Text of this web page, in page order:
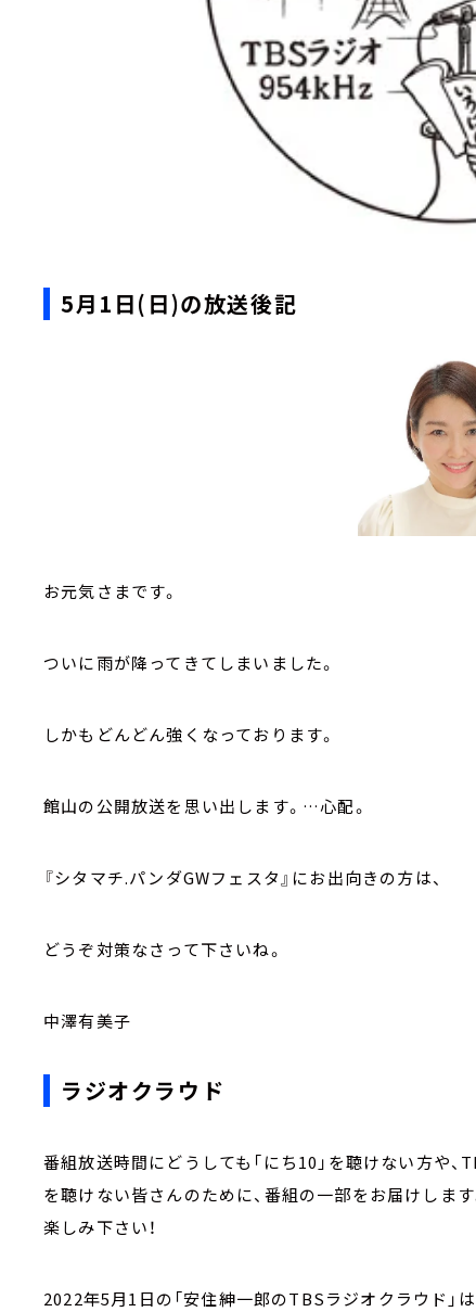
5月1日(日)の放送後記
お元気さまです。
ついに雨が降ってきてしまいました。
しかもどんどん強くなっております。
館山の公開放送を思い出します。…心配。
『シタマチ.パンダGWフェスタ』にお出向きの方は、
どうぞ対策なさって下さいね。
中澤有美子
ラジオクラウド
番組放送時間にどうしても「にち10」を聴けない方や
を聴けない皆さんのために、番組の一部をお届けしま
楽しみ下さい！
2022年5月1日の「安住紳一郎のTBSラジオクラウド」